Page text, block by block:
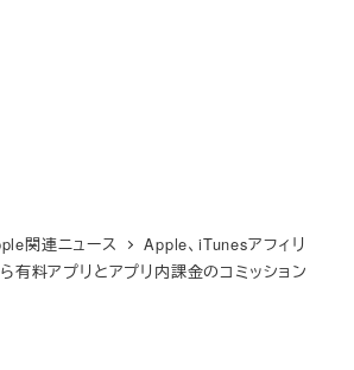
関連ニュース
Apple、iTunesアフィリ
有料アプリとアプリ内課金のコミッション